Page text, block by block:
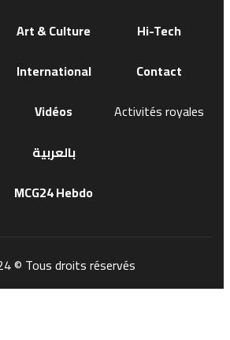
Art & Culture
International
Vidéos
بالعربية
MCG24 Hebdo
Hi-Tech
Contact
Activités royales
© Tous droits réservés